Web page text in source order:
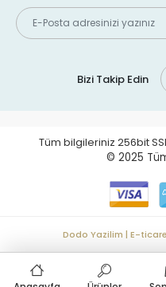
Bizi Takip Edin
Tüm bilgileriniz 256bit
© 2025
Dodo Yazilim | E-